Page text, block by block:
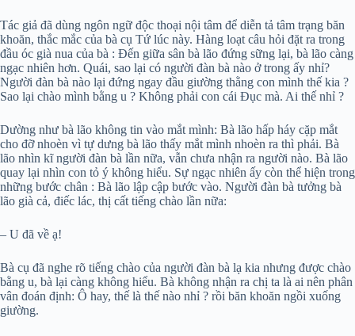
Tác giả đã dùng ngôn ngữ độc thoại nội tâm để diễn tả tâm trạng băn
khoăn, thắc mắc của bà cụ Tứ lúc này. Hàng loạt câu hỏi đặt ra trong
đầu óc già nua của bà : Đến giữa sân bà lão đứng sững lại, bà lão càng
ngạc nhiên hơn. Quái, sao lại có người đàn bà nào ở trong ấy nhỉ?
Người đàn bà nào lại đứng ngay đầu giường thằng con mình thế kia ?
Sao lại chào mình bằng u ? Không phải con cái Đục mà. Ai thế nhỉ ?
Dường như bà lão không tin vào mắt mình: Bà lão hấp háy cặp mắt
cho đỡ nhoèn vì tự dưng bà lão thấy mắt mình nhoèn ra thì phải. Bà
lão nhìn kĩ người đàn bà lần nữa, vẫn chưa nhận ra người nào. Bà lão
quay lại nhìn con tỏ ý không hiểu. Sự ngạc nhiên ấy còn thể hiện trong
những bước chân : Bà lão lập cập bước vào. Người đàn bà tưởng bà
lão già cả, điếc lác, thị cất tiếng chào lần nữa:
– U đã về ạ!
Bà cụ đã nghe rõ tiếng chào của người đàn bà lạ kia nhưng được chào
bằng u, bà lại càng không hiểu. Bà không nhận ra chị ta là ai nên phân
vân đoán định: Ô hay, thế là thế nào nhỉ ? rồi băn khoăn ngồi xuống
giường.